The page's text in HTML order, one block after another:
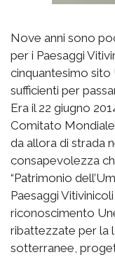
Nove anni sono
per i Paesaggi
cinquantesimo sito
sufficienti per
Era il 22 giugno
Comitato Mondiale
da allora di strada
consapevolezza
“Patrimonio
Paesaggi
riconoscimento
ribattezzate per la
sotterranee,